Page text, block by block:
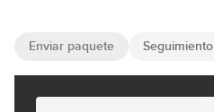
Enviar paquete